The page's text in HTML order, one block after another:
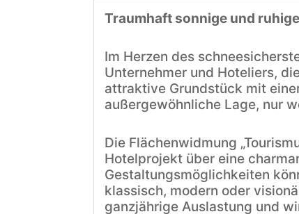
Traumhaft sonnige und
Im Herzen des
Unternehmer und Hoteliers,
attraktive Grundstück mit
außergewöhnliche Lage, nur
Die Flächenwidmung
Hotelprojekt über eine
Gestaltungsmöglichkeiten
klassisch, modern oder
ganzjährige Auslastung und